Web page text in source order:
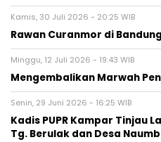
Kamis, 30 Juli 2026 - 20:25 WIB
Rawan Curanmor di Bandung
Minggu, 12 Juli 2026 - 19:43 WIB
Mengembalikan Marwah
Senin, 29 Juni 2026 - 16:25 WIB
Kadis PUPR Kampar Tinjau
Tg. Berulak dan Desa